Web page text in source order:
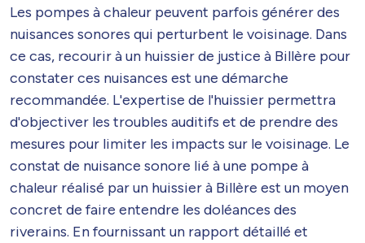
Les pompes à chaleur peuvent parfois générer des
nuisances sonores qui perturbent le voisinage. Dans
ce cas, recourir à un huissier de justice à Billère pour
constater ces nuisances est une démarche
recommandée. L'expertise de l'huissier permettra
d'objectiver les troubles auditifs et de prendre des
mesures pour limiter les impacts sur le voisinage. Le
constat de nuisance sonore lié à une pompe à
chaleur réalisé par un huissier à Billère est un moyen
concret de faire entendre les doléances des
riverains. En fournissant un rapport détaillé et